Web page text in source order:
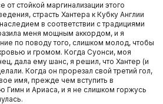
от стойкой маргинализации этого
страсть Хантера к Кубку Англии
в соответствии с традициями
меня мощным аккордом, и я
по поводу того, слишком молод, чтобы
кровью и громом. Когда Суонси, моя
дала ему шанс, я решил, что Хантер (и
Когда он прорезал свой третий гол,
имя, прежде чем вступить в
и Ариаса, и я не слишком горжусь